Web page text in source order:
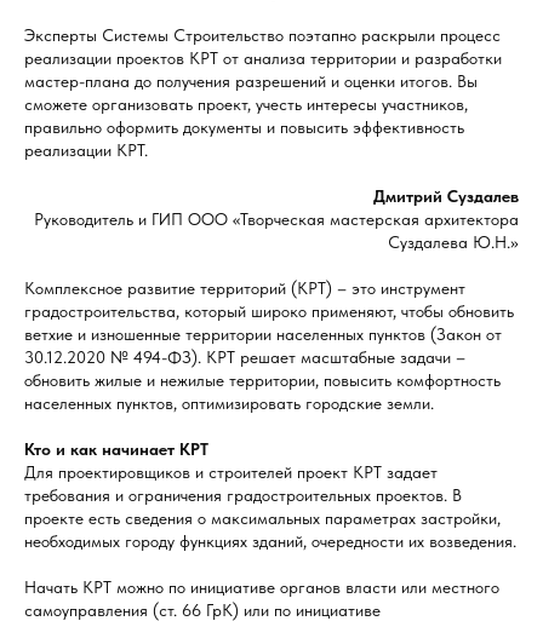
Эксперты Системы Строительство поэтапно раскрыли процесс
реализации проектов КРТ от анализа территории и разработки
мастер-плана до получения разрешений и оценки итогов. Вы
сможете организовать проект, учесть интересы участников,
правильно оформить документы и повысить эффективность
реализации КРТ.
Дмитрий Суздалев
Руководитель и ГИП ООО «Творческая мастерская архитектора
Суздалева Ю.Н.»
Комплексное развитие территорий (КРТ) – это инструмент
градостроительства, который широко применяют, чтобы обновить
ветхие и изношенные территории населенных пунктов (Закон от
30.12.2020 № 494-ФЗ). КРТ решает масштабные задачи –
обновить жилые и нежилые территории, повысить комфортность
населенных пунктов, оптимизировать городские земли.
Кто и как начинает КРТ
Для проектировщиков и строителей проект КРТ задает
требования и ограничения градостроительных проектов. В
проекте есть сведения о максимальных параметрах застройки,
необходимых городу функциях зданий, очередности их возведения.
Начать КРТ можно по инициативе органов власти или местного
самоуправления (ст. 66 ГрК) или по инициативе